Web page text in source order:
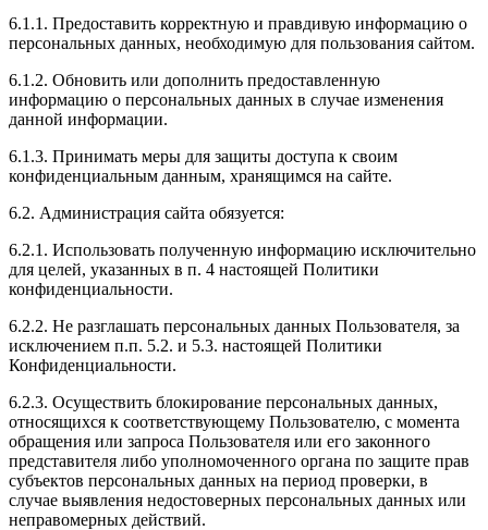
6.1.1. Предоставить корректную и правдивую информацию о
персональных данных, необходимую для пользования сайтом.
6.1.2. Обновить или дополнить предоставленную
информацию о персональных данных в случае изменения
данной информации.
6.1.3. Принимать меры для защиты доступа к своим
конфиденциальным данным, хранящимся на сайте.
6.2. Администрация сайта обязуется:
6.2.1. Использовать полученную информацию исключительно
для целей, указанных в п. 4 настоящей Политики
конфиденциальности.
6.2.2. Не разглашать персональных данных Пользователя, за
исключением п.п. 5.2. и 5.3. настоящей Политики
Конфиденциальности.
6.2.3. Осуществить блокирование персональных данных,
относящихся к соответствующему Пользователю, с момента
обращения или запроса Пользователя или его законного
представителя либо уполномоченного органа по защите прав
субъектов персональных данных на период проверки, в
случае выявления недостоверных персональных данных или
неправомерных действий.